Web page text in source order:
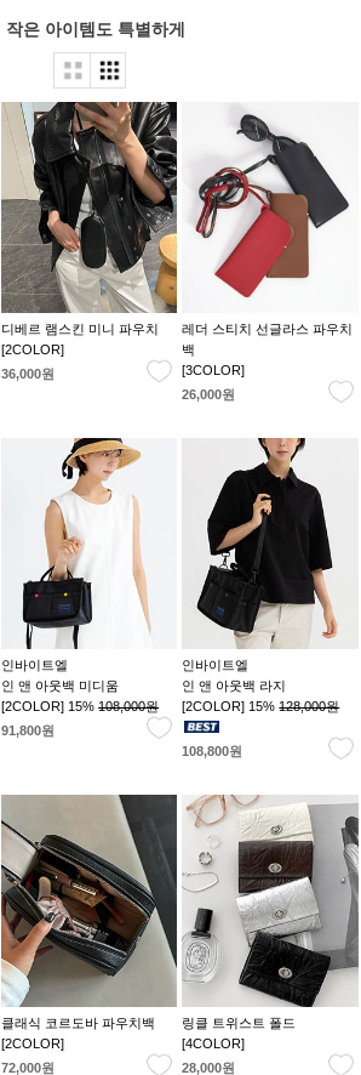
작은 아이템도 특별하게
디베르 램스킨 미니 파우치
[2COLOR]
36,000원
레더 스티치 선글라스 파우치
백
[3COLOR]
26,000원
인바이트엘
인 앤 아웃백 미디움
[2COLOR] 15%108,000원
91,800원
인바이트엘
인 앤 아웃백 라지
[2COLOR] 15%128,000원
108,800원
클래식 코르도바 파우치백
[2COLOR]
72,000원
링클 트위스트 폴드
[4COLOR]
28,000원